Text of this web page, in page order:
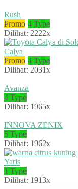
Rush
Promo 4 Type
Dilihat: 2222x
Calya
Promo 4 Type
Dilihat: 2031x
Avanza
4 Type
Dilihat: 1965x
INNOVA ZENIX
5 Type
Dilihat: 1962x
Yaris
1 Type
Dilihat: 1913x